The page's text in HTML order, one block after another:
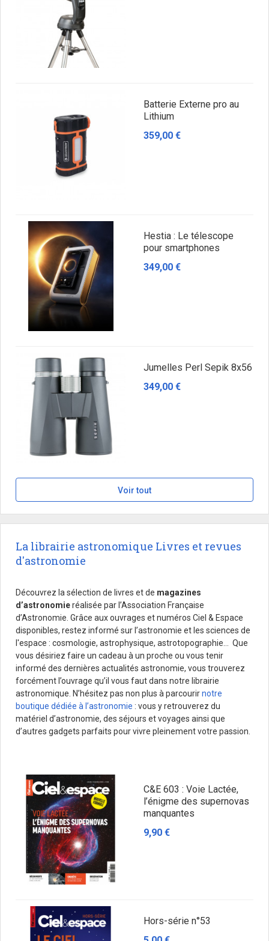
Batterie Externe pro au
Lithium
359,00 €
Hestia : Le télescope
pour smartphones
349,00 €
Jumelles Perl Sepik 8x56
349,00 €
Voir tout
La librairie astronomique Livres et revues
d'astronomie
Découvrez la sélection de livres et de magazines
d’astronomieréalisée par l’Association Française
d’Astronomie. Grâce aux ouvrages et numéros Ciel & Espace
disponibles, restez informé sur l’astronomie et les sciences de
l'espace : cosmologie, astrophysique, astrotopographie… Que
vous désiriez faire un cadeau à un proche ou vous tenir
informé des dernières actualités astronomie, vous trouverez
forcément l’ouvrage qu’il vous faut dans notre librairie
astronomique. N’hésitez pas non plus à parcourirnotre
boutique dédiée à l’astronomie : vous y retrouverez du
matériel d’astronomie, des séjours et voyages ainsi que
d’autres gadgets parfaits pour vivre pleinement votre passion.
C&E 603 : Voie Lactée,
l’énigme des supernovas
manquantes
9,90 €
Hors-série n°53